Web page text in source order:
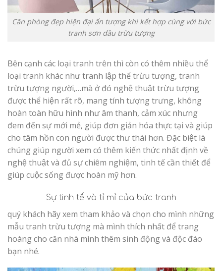
Căn phòng đẹp hiện đại ấn tượng khi kết hợp cùng với bức
tranh sơn dầu trừu tượng
Bên cạnh các loại tranh trên thì còn có thêm nhiều thể
loại tranh khác như tranh lập thể trừu tượng, tranh
trừu tượng người,…mà ở đó nghệ thuật trừu tượng
được thể hiện rất rõ, mang tính tượng trưng, không
hoàn toàn hữu hình như âm thanh, cảm xúc nhưng
đem đến sự mới mẻ, giúp đơn giản hóa thực tại và giúp
cho tâm hồn con người được thư thái hơn. Đặc biệt là
chúng giúp người xem có thêm kiến thức nhất định về
nghệ thuật và đủ sự chiêm nghiệm, tinh tế cần thiết để
giúp cuộc sống được hoàn mỹ hơn.
Sự tinh tế và tỉ mỉ của bức tranh
quý khách hãy xem tham khảo và chọn cho mình những
mẫu tranh trừu tượng mà mình thích nhất để trang
hoàng cho căn nhà mình thêm sinh động và độc đáo
bạn nhé.